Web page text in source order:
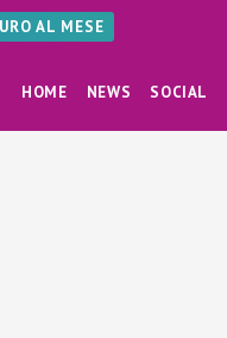
AL MESE
HOME NEWS SOCIAL